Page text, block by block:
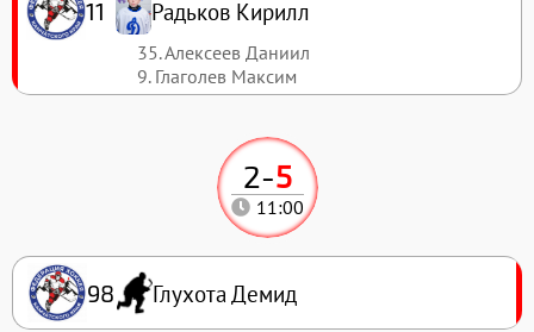
2-5
11:00
98 Глухота Демид
11 Радьков Кирилл
35. Алексеев Даниил
9. Глаголев Максим